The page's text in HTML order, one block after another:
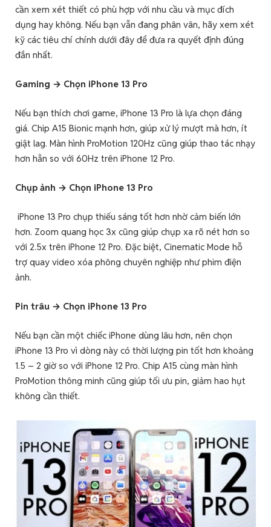
cần xem xét thiết có phù hợp với nhu cầu và mục đích
dụng hay không. Nếu bạn vẫn đang phân vân, hãy xem xét
kỹ các tiêu chí chính dưới đây để đưa ra quyết định đúng
đắn nhất.
Gaming → Chọn iPhone 13 Pro
Nếu bạn thích chơi game, iPhone 13 Pro là lựa chọn đáng
giá. Chip A15 Bionic mạnh hơn, giúp xử lý mượt mà hơn, ít
giật lag. Màn hình ProMotion 120Hz cũng giúp thao tác nhạy
hơn hẳn so với 60Hz trên iPhone 12 Pro.
Chụp ảnh → Chọn iPhone 13 Pro
iPhone 13 Pro chụp thiếu sáng tốt hơn nhờ cảm biến lớn
hơn. Zoom quang học 3x cũng giúp chụp xa rõ nét hơn so
với 2.5x trên iPhone 12 Pro. Đặc biệt, Cinematic Mode hỗ
trợ quay video xóa phông chuyên nghiệp như phim điện
ảnh.
Pin trâu → Chọn iPhone 13 Pro
Nếu bạn cần một chiếc iPhone dùng lâu hơn, nên chọn
iPhone 13 Pro vì dòng này có thời lượng pin tốt hơn khoảng
1.5 – 2 giờ so với iPhone 12 Pro. Chip A15 cùng màn hình
ProMotion thông minh cũng giúp tối ưu pin, giảm hao hụt
không cần thiết.